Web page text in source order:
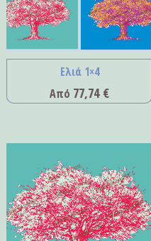
Ελιά 1×4
Από 77,74 €